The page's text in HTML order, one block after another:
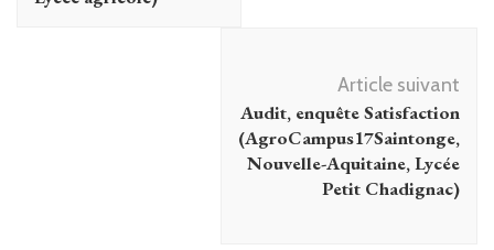
Article suivant
Audit, enquête Satisfaction
(AgroCampus17Saintonge,
Nouvelle-Aquitaine, Lycée
Petit Chadignac)